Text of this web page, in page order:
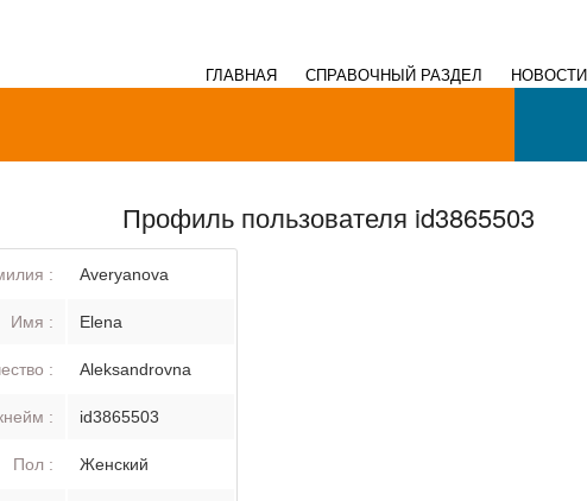
ГЛАВНАЯ СПРАВОЧНЫЙ РАЗДЕЛ НОВОСТИ
Профиль пользователя id3865503
: Averyanova
Имя : Elena
: Aleksandrovna
: id3865503
Пол : Женский